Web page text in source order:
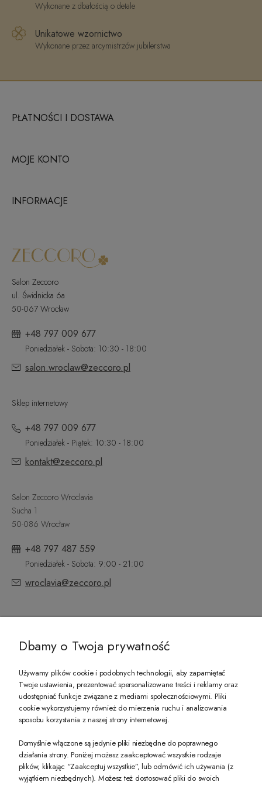
Wykonane z dbałością o detale
Unikatowe wzornictwo
Wykonane przez arcymistrzów jubilerstwa
PŁATNOŚCI I DOSTAWA
MOJE KONTO
INFORMACJE
Salon Zeccoro
ul. Świdnicka 6a
50-067 Wrocław
+48 797 009 677
Poniedziałek - Sobota: 10:30 - 18:00
salon.wroclaw@zeccoro.pl
Sklep internetowy
+48 797 009 677
Poniedziałek - Piątek: 10:30 - 18:00
kontakt@zeccoro.pl
Salon Zeccoro Wroclavia
Sucha 1
50-086 Wrocław
+48 797 487 559
Poniedziałek - Sobota: 9:00 - 21:00
wroclavia@zeccoro.pl
PREZENT DLA CIEBIE!
-10% na pierwsze zakupy na zeccoro.pl Gdy zapiszesz się do naszego
Twoje dane będą przetwarzane zgodnie z nasząpolityką prywatności
Dbamy o Twoja prywatność
Używamy plików cookie i podobnych technologii, aby zapamiętać
Twoje ustawienia, prezentować spersonalizowane treści i reklamy oraz
udostępniać funkcje związane z mediami społecznościowymi. Pliki
cookie wykorzystujemy również do mierzenia ruchu i analizowania
sposobu korzystania z naszej strony internetowej.
Domyślnie włączone są jedynie pliki niezbędne do poprawnego
działania strony. Poniżej możesz zaakceptować wszystkie rodzaje
plików, klikając “Zaakceptuj wszystkie”, lub odmówić ich używania (z
wyjątkiem niezbędnych). Możesz też dostosować pliki do swoich